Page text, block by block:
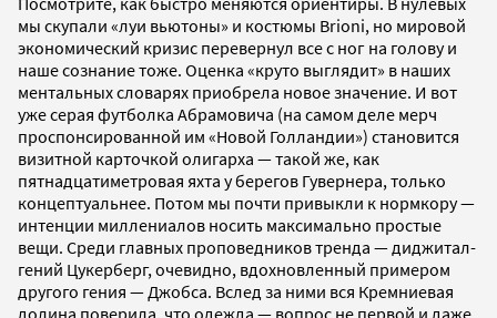
мы скупали «луи вьютоны» и костюмы Brioni, но мировой
экономический кризис перевернул все с ног на голову и
наше сознание тоже. Оценка «круто выглядит» в наших
ментальных словарях приобрела новое значение. И вот
уже серая футболка Абрамовича (на самом деле мерч
проспонсированной им «Новой Голландии») становится
визитной карточкой олигарха — такой же, как
пятнадцатиметровая яхта у берегов Гувернера, только
концептуальнее. Потом мы почти привыкли к нормкору —
интенции миллениалов носить максимально простые
вещи. Среди главных проповедников тренда — диджитал-
гений Цукерберг, очевидно, вдохновленный примером
другого гения — Джобса. Вслед за ними вся Кремниевая
долина поверила, что одежда — вопрос не первой и даже